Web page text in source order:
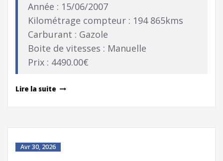
Année : 15/06/2007
Kilométrage compteur : 194 865kms
Carburant : Gazole
Boite de vitesses : Manuelle
Prix : 4490.00€
Lire la suite
Avr 30, 2026